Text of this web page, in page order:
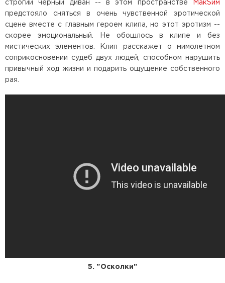
строгий черный диван -- в этом пространстве
МакSим
предстояло сняться в очень чувственной эротической
сцене вместе с главным героем клипа, но этот эротизм --
скорее эмоциональный. Не обошлось в клипе и без
мистических элементов. Клип расскажет о мимолетном
соприкосновении судеб двух людей, способном нарушить
привычный ход жизни и подарить ощущение собственного
рая.
5. "Осколки"